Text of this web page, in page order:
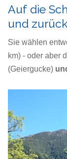
Auf die
und zurück
Sie wählen
km) - oder aber
(Geiergucke)